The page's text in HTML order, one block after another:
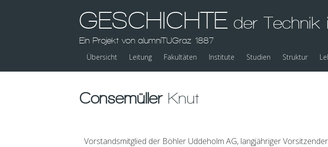
GESCHICHTE der Technik
Ein Projekt von alumniTUGraz 1887
Übersicht Leitung Fakultäten Institute Studien Struktur
ConsemüllerKnut
Vorstandsmitglied der Böhler Uddeholm AG, langjähriger